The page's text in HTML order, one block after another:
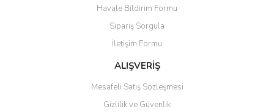
Ürün açıklamasında eksik bilgiler bulunuyor.
Ürün bilgilerinde hatalar bulunuyor.
Ürün fiyatı diğer sitelerden daha pahalı.
Bu ürüne benzer farklı alternatifler olmalı.
Havale Bildirim Formu
Sipariş Sorgula
İletişim Formu
ALIŞVERİŞ
Mesafeli Satış Sözleşmesi
Gizlilik ve Güvenlik